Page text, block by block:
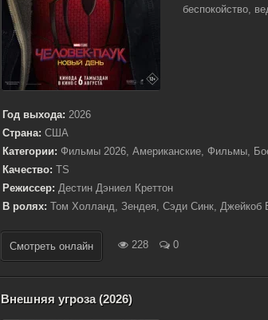
беспокойство,
Год выхода: 2026
Страна: США
Категории: Фильмы 2026, Американские, Фильмы,
Качество: TS
Режиссер: Дестин Дэниел Креттон
В ролях: Том Холланд, Зендея, Сэди Синк, Джейкоб
Смотреть онлайн 228 0
Внешняя угроза (2026)